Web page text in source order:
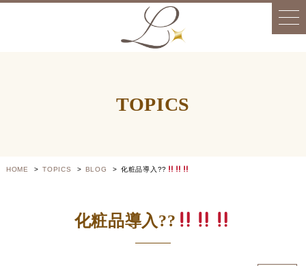
TOPICS
HOME TOPICS BLOG 化粧品導入??
化粧品導入??